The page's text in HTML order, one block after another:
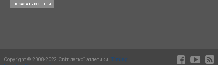
ПОКАЗАТЬ ВСЕ ТЕГИ
Copyright © 2008-2022 Світ легкої атлетики. Timing